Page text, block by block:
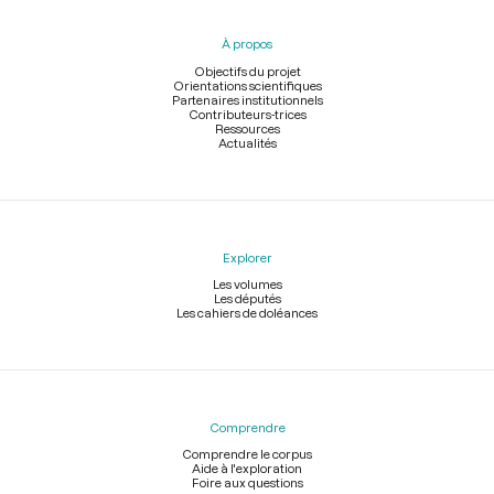
À propos
Objectifs du projet
Orientations scientifiques
Partenaires institutionnels
Contributeurs-trices
Ressources
Actualités
Explorer
Les volumes
Les députés
Les cahiers de doléances
Comprendre
Comprendre le corpus
Aide à l'exploration
Foire aux questions